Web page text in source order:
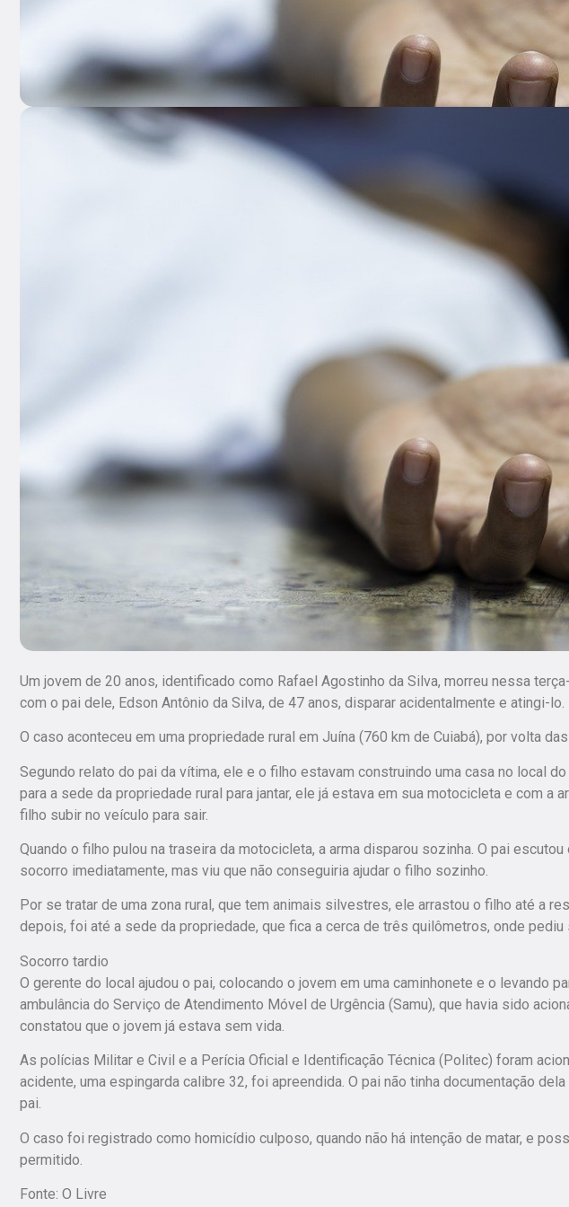
Um jovem de 20 anos, identificado como Rafael Agostinho da Silva, morreu nessa
com o pai dele, Edson Antônio da Silva, de 47 anos, disparar acidentalmente e atingi-lo.
O caso aconteceu em uma propriedade rural em Juína (760 km de Cuiabá), por volta
Segundo relato do pai da vítima, ele e o filho estavam construindo uma casa no local
para a sede da propriedade rural para jantar, ele já estava em sua motocicleta e com a
filho subir no veículo para sair.
Quando o filho pulou na traseira da motocicleta, a arma disparou sozinha. O pai
socorro imediatamente, mas viu que não conseguiria ajudar o filho sozinho.
Por se tratar de uma zona rural, que tem animais silvestres, ele arrastou o filho até a
depois, foi até a sede da propriedade, que fica a cerca de três quilômetros, onde pediu
Socorro tardio
O gerente do local ajudou o pai, colocando o jovem em uma caminhonete e o levando
ambulância do Serviço de Atendimento Móvel de Urgência (Samu), que havia sido
constatou que o jovem já estava sem vida.
As polícias Militar e Civil e a Perícia Oficial e Identificação Técnica (Politec) foram
acidente, uma espingarda calibre 32, foi apreendida. O pai não tinha documentação
pai.
O caso foi registrado como homicídio culposo, quando não há intenção de matar, e
permitido.
Fonte: O Livre